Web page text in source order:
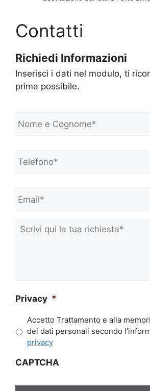
Contatti
Richiedi Informazioni
Inserisci i dati nel modulo, ti
prima possibile.
o
e
C
n
m
Scrivi
qui
Privacy *
Accetto Trattamento e alla
dei dati personali secondo
privacy
CAPTCHA